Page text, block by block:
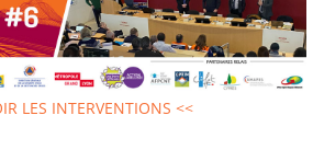
LES INTERVENTIONS <<